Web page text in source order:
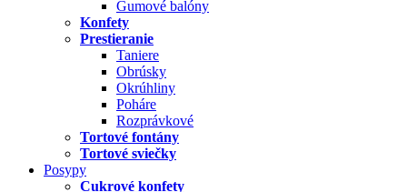
Gumové balóny
Konfety
Prestieranie
Taniere
Obrúsky
Okrúhliny
Poháre
Rozprávkové
Tortové fontány
Tortové sviečky
Posypy
Cukrové konfety